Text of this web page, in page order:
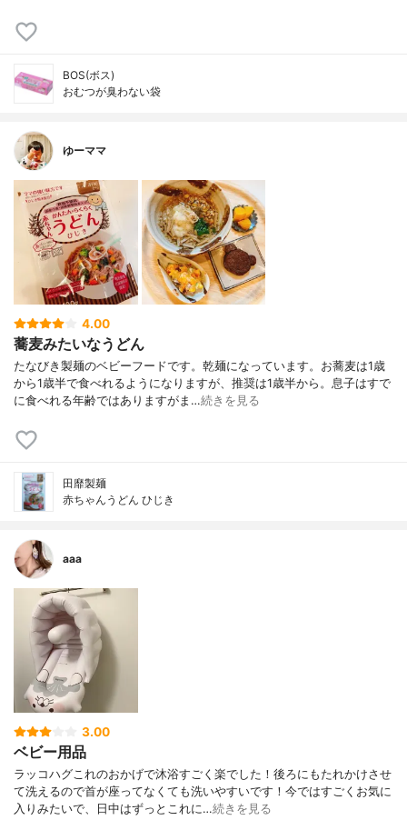
BOS(ボス)
おむつが臭わない袋
ゆーママ
4.00
蕎麦みたいなうどん
たなびき製麺のベビーフードです。乾麺になっています。お蕎麦は1歳
から1歳半で食べれるようになりますが、推奨は1歳半から。息子はすで
に食べれる年齢ではありますがま…続きを見る
⽥靡製麺
赤ちゃんうどん ひじき
aaa
3.00
ベビー用品
ラッコハグこれのおかげで沐浴すごく楽でした！後ろにもたれかけさせ
て洗えるので首が座ってなくても洗いやすいです！今ではすごくお気に
入りみたいで、日中はずっとこれに…続きを見る